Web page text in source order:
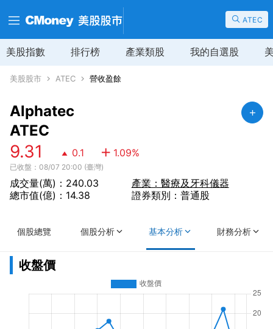
ATEC
美股指數 排行榜 產業類股 我的自選股
美股股市 ATEC 營收盈餘
Alphatec
ATEC
9.31 0.1 1.09%
已收盤：08/07 20:00 (臺灣)
成交量(萬)：240.03
總市值(億)：14.38
產業：醫療及牙科儀器
證券類別：普通股
個股總覽 個股分析 基本分析 財務分析
收盤價